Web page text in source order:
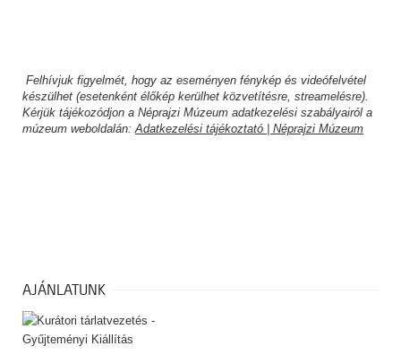
Felhívjuk figyelmét, hogy az eseményen fénykép és videófelvétel
készülhet (esetenként élőkép kerülhet közvetítésre, streamelésre).
Kérjük tájékozódjon a Néprajzi Múzeum adatkezelési szabályairól a
múzeum weboldalán: Adatkezelési tájékoztató | Néprajzi Múzeum
AJÁNLATUNK